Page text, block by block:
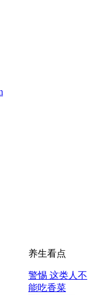
养生看点
警惕 这类人不
能吃香菜